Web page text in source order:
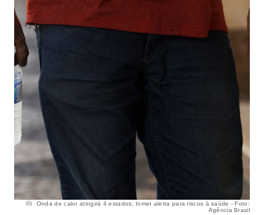
Onda de calor atingirá 4 estados; Inmet alerta para riscos à saúde - Foto:
Agência Brasil